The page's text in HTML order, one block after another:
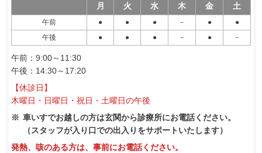
月 火 水 木 金 土
午前 ● ● ● － ●
●
午後
● ● ● － ● －
午前：9:00～11:30
午後：14:30～17:20
【休診日】
木曜日・日曜日・祝日・土曜日の午後
車いすでお越しの方は玄関から診療所にお電話ください。
（スタッフが入り口での出入りをサポートいたします）
発熱、咳のある方は、事前にお電話ください。